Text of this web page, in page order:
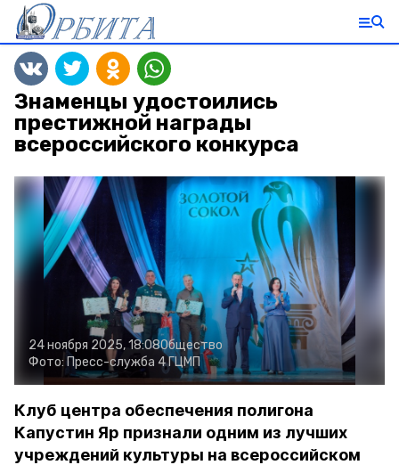
Знаменцы удостоились
престижной награды
всероссийского конкурса
24 ноября 2025, 18:08Общество
Фото: Пресс-служба 4 ГЦМП
Клуб центра обеспечения полигона
Капустин Яр признали одним из лучших
учреждений культуры на всероссийском